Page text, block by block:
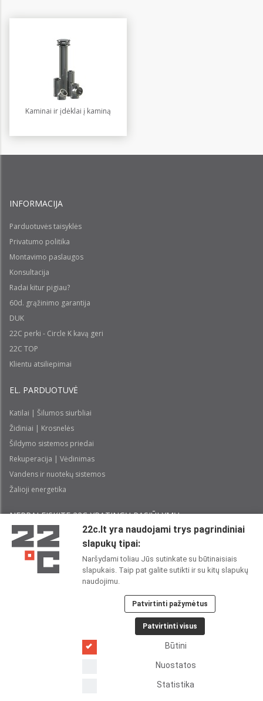
Kaminai ir įdėklai į kaminą
INFORMACIJA
Parduotuvės taisyklės
Privatumo politika
Montavimo paslaugos
Konsultacija
Radai kitur pigiau?
60d. grąžinimo garantija
DUK
22C perki - Circle K kavą geri
22C TOP
Klientu atsiliepimai
EL. PARDUOTUVĖ
Katilai | Šilumos siurbliai
Židiniai | Krosnelės
Šildymo sistemos priedai
Rekuperacija | Vėdinimas
Vandens ir nuotekų sistemos
Žalioji energetika
NEPRALEISKITE 22С YPATINGŲ PASIŪLYMŲ:
Perskaičiau ir sutinku su 22CPrivatumo politika
22C SOCIALINIUOSE TINKLUOSE:
Copyright 2026
22c.lt yra naudojami trys pagrindiniai
slapukų tipai:
Naršydami toliau Jūs sutinkate su būtinaisiais
slapukais. Taip pat galite sutikti ir su kitų slapukų
naudojimu.
Patvirtinti pažymėtus
Patvirtinti visus
Būtini
Nuostatos
Statistika